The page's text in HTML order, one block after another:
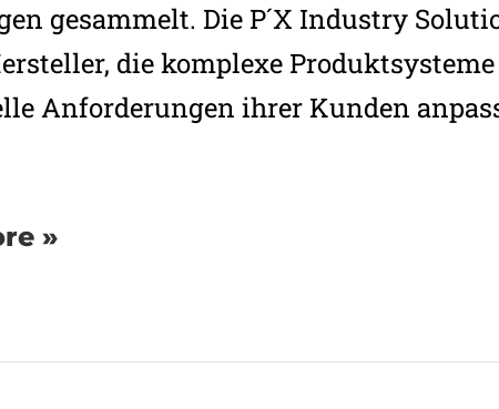
gesammelt. Die P´X Industry
die komplexe
Anforderungen ihrer Kunden
»